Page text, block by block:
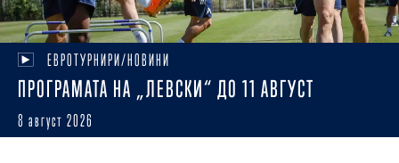
ЕВРОТУРНИРИ/НОВИНИ
ПРОГРАМАТА НА „ЛЕВСКИ“ ДО 11 АВГУСТ
8 август 2026